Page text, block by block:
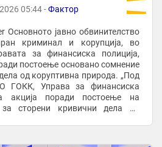
05:44 -Фактор
криминал и корупција, во
за финансиска полиција,
постоење основано сомнение
од коруптивна природа. „Под
ГОКК, Управа за финансиска
акција поради постоење на
сторени кривични дела од